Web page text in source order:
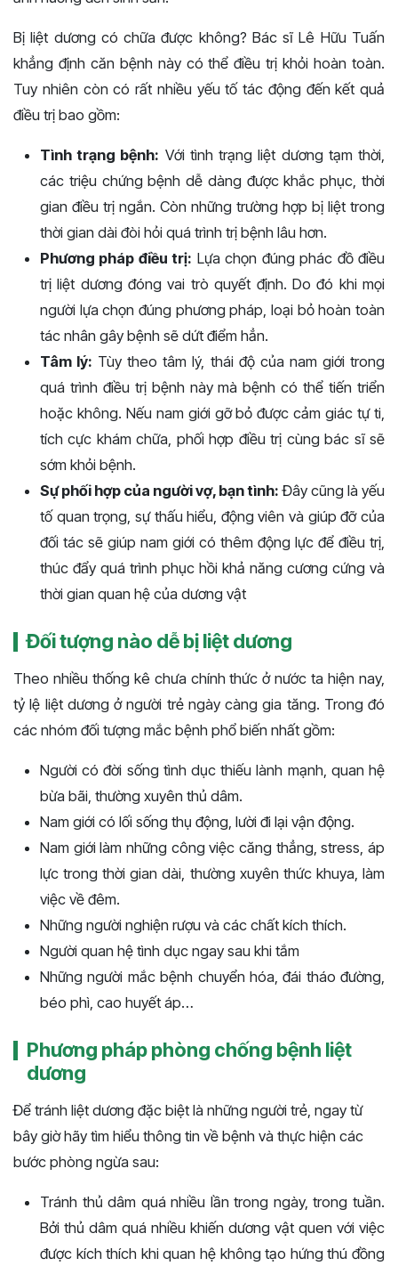
Bị liệt dương có chữa được không? Bác sĩ Lê Hữu Tuấn
khẳng định căn bệnh này có thể điều trị khỏi hoàn toàn.
Tuy nhiên còn có rất nhiều yếu tố tác động đến kết quả
điều trị bao gồm:
Tình trạng bệnh: Với tình trạng liệt dương tạm thời,
các triệu chứng bệnh dễ dàng được khắc phục, thời
gian điều trị ngắn. Còn những trường hợp bị liệt trong
thời gian dài đòi hỏi quá trình trị bệnh lâu hơn.
Phương pháp điều trị: Lựa chọn đúng phác đồ điều
trị liệt dương đóng vai trò quyết định. Do đó khi mọi
người lựa chọn đúng phương pháp, loại bỏ hoàn toàn
tác nhân gây bệnh sẽ dứt điểm hẳn.
Tâm lý: Tùy theo tâm lý, thái độ của nam giới trong
quá trình điều trị bệnh này mà bệnh có thể tiến triển
hoặc không. Nếu nam giới gỡ bỏ được cảm giác tự ti,
tích cực khám chữa, phối hợp điều trị cùng bác sĩ sẽ
sớm khỏi bệnh.
Sự phối hợp của người vợ, bạn tình: Đây cũng là yếu
tố quan trọng, sự thấu hiểu, động viên và giúp đỡ của
đối tác sẽ giúp nam giới có thêm động lực để điều trị,
thúc đẩy quá trình phục hồi khả năng cương cứng và
thời gian quan hệ của dương vật
Đối tượng nào dễ bị liệt dương
Theo nhiều thống kê chưa chính thức ở nước ta hiện nay,
tỷ lệ liệt dương ở người trẻ ngày càng gia tăng. Trong đó
các nhóm đối tượng mắc bệnh phổ biến nhất gồm:
Người có đời sống tình dục thiếu lành mạnh, quan hệ
bừa bãi, thường xuyên thủ dâm.
Nam giới có lối sống thụ động, lười đi lại vận động.
Nam giới làm những công việc căng thẳng, stress, áp
lực trong thời gian dài, thường xuyên thức khuya, làm
việc về đêm.
Những người nghiện rượu và các chất kích thích.
Người quan hệ tình dục ngay sau khi tắm
Những người mắc bệnh chuyển hóa, đái tháo đường,
béo phì, cao huyết áp…
Phương pháp phòng chống bệnh liệt
dương
Để tránh liệt dương đặc biệt là những người trẻ, ngay từ
bây giờ hãy tìm hiểu thông tin về bệnh và thực hiện các
bước phòng ngừa sau:
Tránh thủ dâm quá nhiều lần trong ngày, trong tuần.
Bởi thủ dâm quá nhiều khiến dương vật quen với việc
được kích thích khi quan hệ không tạo hứng thú đồng